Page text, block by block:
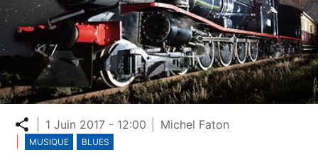
Partager
1 Juin 2017 - 12:00 Michel Faton
MUSIQUE BLUES